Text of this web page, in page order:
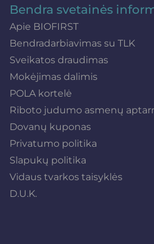
Bendra svetainės
Apie BIOFIRST
Bendradarbiavimas su TLK
Sveikatos draudimas
Mokėjimas dalimis
POLA kortelė
Riboto judumo asmenų
Dovanų kuponas
Privatumo politika
Slapukų politika
Vidaus tvarkos taisyklės
D.U.K.